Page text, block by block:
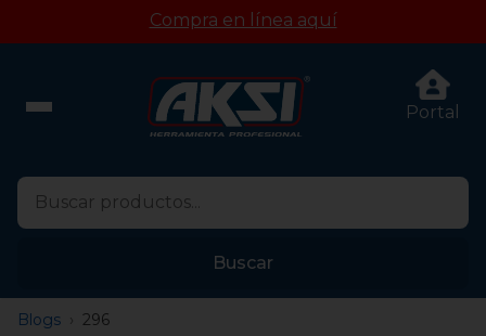
Compra en línea aquí
Portal
Buscar
Blogs 296